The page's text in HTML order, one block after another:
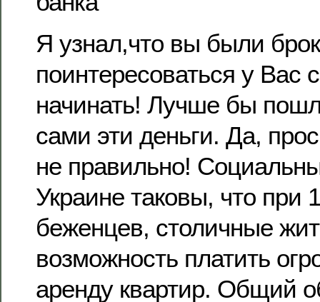
Я узнал,что вы были
поинтересоваться у Вас
начинать! Лучше бы
сами эти деньги. Да,
не правильно!
Украине таковы, что при
беженцев, столичные
возможность платить
аренду квартир. Общий